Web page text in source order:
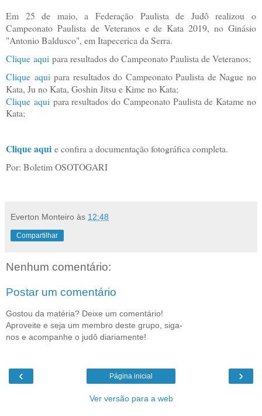
Em 25 de maio, a Federação Paulista de Judô realizou o
Campeonato Paulista de Veteranos e de Kata 2019, no Ginásio
"Antonio Baldusco", em Itapecerica da Serra.
Clique aqui para resultados do Campeonato Paulista de Veteranos;
Clique aqui para resultados do Campeonato Paulista de Nague no
Kata, Ju no Kata, Goshin Jitsu e Kime no Kata;
Clique aqui para resultados do Campeonato Paulista de Katame no
Kata;
Clique aqui e confira a documentação fotográfica completa.
Por: Boletim OSOTOGARI
Everton Monteiro às 12:48
Compartilhar
Nenhum comentário:
Postar um comentário
Gostou da matéria? Deixe um comentário!
Aproveite e seja um membro deste grupo, siga-
nos e acompanhe o judô diariamente!
‹ ›
Página inicial
Ver versão para a web